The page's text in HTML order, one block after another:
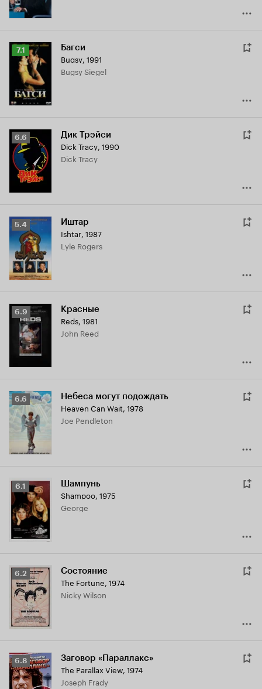
Рейтинг
Кинопоиска
7.1
7.1 Багси
Bugsy, 1991
Bugsy Siegel
Рейтинг
Кинопоиска
6.6
6.6 Дик Трэйси
Dick Tracy, 1990
Dick Tracy
Рейтинг
Кинопоиска
5.4
5.4 Иштар
Ishtar, 1987
Lyle Rogers
Рейтинг
Кинопоиска
6.9
6.9 Красные
Reds, 1981
John Reed
Рейтинг
Кинопоиска
6.6
6.6 Небеса могут подождать
Heaven Can Wait, 1978
Joe Pendleton
Рейтинг
Кинопоиска
6.1
6.1 Шампунь
Shampoo, 1975
George
Рейтинг
Кинопоиска
6.2
6.2 Состояние
The Fortune, 1974
Nicky Wilson
Рейтинг
Кинопоиска
6.8
6.8 Заговор «Параллакс»
The Parallax View, 1974
Joseph Frady